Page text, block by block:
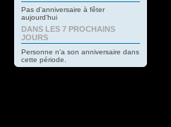
Pas d’anniversaire à fêter
aujourd’hui
DANS LES 7 PROCHAINS
JOURS
Personne n'a son anniversaire dans
cette période.